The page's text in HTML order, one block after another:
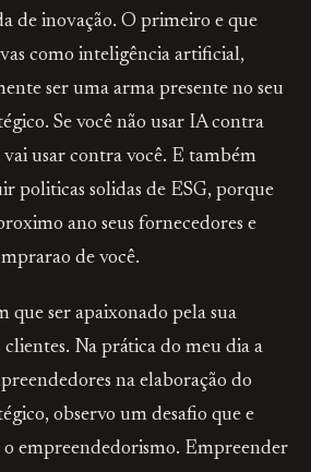
de inovação. O primeiro e que
como inteligência artificial,
ser uma arma presente no seu
Se você não usar IA contra
usar contra você. E também
politicas solidas de ESG, porque
ano seus fornecedores e
de você.
que ser apaixonado pela sua
clientes. Na prática do meu dia a
na elaboração do
observo um desafio que e
empreendedorismo. Empreender